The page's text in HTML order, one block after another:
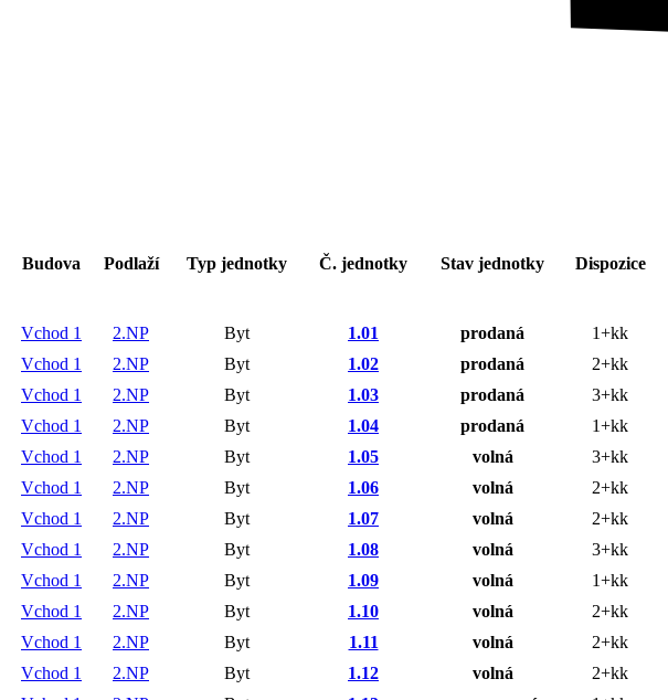
Budova Podlaží Typ jednotky Č. jednotky Stav jednotky Dispozice
Vchod 1 2.NP Byt 1.01 prodaná 1+kk
Vchod 1
2.NP Byt 1.02 prodaná 2+kk
Vchod 1
2.NP Byt 1.03 prodaná 3+kk
Vchod 1
2.NP Byt 1.04 prodaná 1+kk
Vchod 1
2.NP Byt 1.05 volná 3+kk
Vchod 1
2.NP Byt 1.06 volná 2+kk
Vchod 1
2.NP Byt 1.07 volná 2+kk
Vchod 1
2.NP Byt 1.08 volná 3+kk
Vchod 1
2.NP Byt 1.09 volná 1+kk
Vchod 1
2.NP Byt 1.10 volná 2+kk
Vchod 1
2.NP Byt 1.11 volná 2+kk
Vchod 1
2.NP Byt 1.12 volná 2+kk